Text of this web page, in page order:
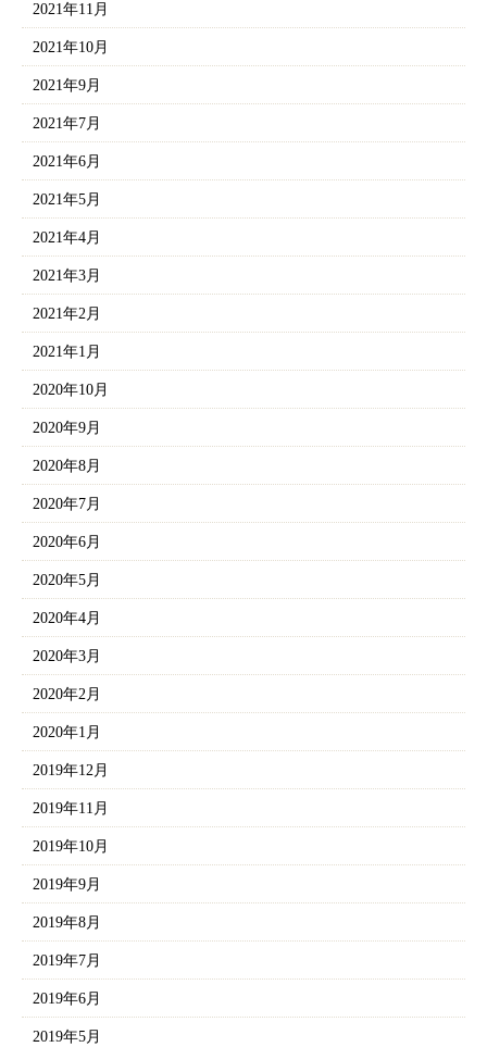
2021年11月
2021年10月
2021年9月
2021年7月
2021年6月
2021年5月
2021年4月
2021年3月
2021年2月
2021年1月
2020年10月
2020年9月
2020年8月
2020年7月
2020年6月
2020年5月
2020年4月
2020年3月
2020年2月
2020年1月
2019年12月
2019年11月
2019年10月
2019年9月
2019年8月
2019年7月
2019年6月
2019年5月